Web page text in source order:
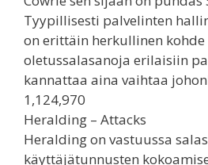
Tyypillisesti palvelinten
on erittäin herkullinen kohde
oletussalasanoja erilaisiin
kannattaa aina vaihtaa
1,124,970
Heralding – Attacks
Heralding on vastuussa
käyttäjätunnusten